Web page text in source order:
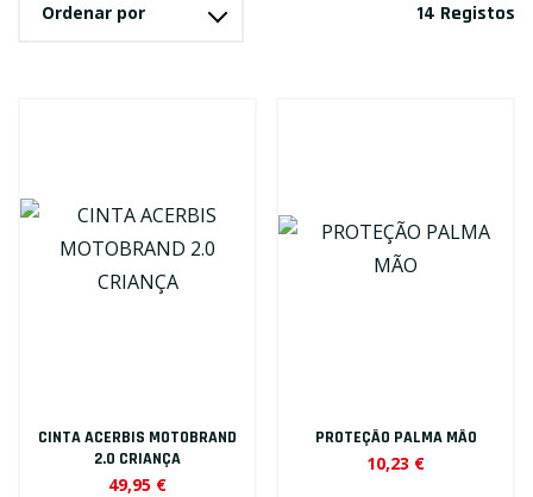
Ordenar por 14 Registos
CINTA ACERBIS MOTOBRAND
2.0 CRIANÇA
49,95 €
PROTEÇÃO PALMA MÃO
10,23 €